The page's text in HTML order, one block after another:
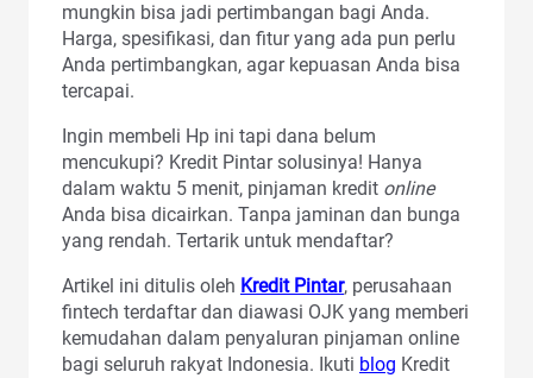
mungkin bisa jadi pertimbangan bagi Anda.
Harga, spesifikasi, dan fitur yang ada pun perlu
Anda pertimbangkan, agar kepuasan Anda bisa
tercapai.
Ingin membeli Hp ini tapi dana belum
mencukupi? Kredit Pintar solusinya! Hanya
dalam waktu 5 menit, pinjaman kredit online
Anda bisa dicairkan. Tanpa jaminan dan bunga
yang rendah. Tertarik untuk mendaftar?
Artikel ini ditulis oleh Kredit Pintar, perusahaan
fintech terdaftar dan diawasi OJK yang memberi
kemudahan dalam penyaluran pinjaman online
bagi seluruh rakyat Indonesia. Ikuti blog Kredit